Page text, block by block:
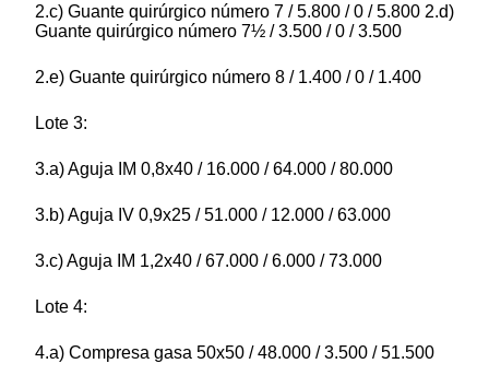
2.c) Guante quirúrgico número 7 / 5.800 / 0 / 5.800 2.d)
Guante quirúrgico número 7½ / 3.500 / 0 / 3.500
2.e) Guante quirúrgico número 8 / 1.400 / 0 / 1.400
Lote 3:
3.a) Aguja IM 0,8x40 / 16.000 / 64.000 / 80.000
3.b) Aguja IV 0,9x25 / 51.000 / 12.000 / 63.000
3.c) Aguja IM 1,2x40 / 67.000 / 6.000 / 73.000
Lote 4:
4.a) Compresa gasa 50x50 / 48.000 / 3.500 / 51.500